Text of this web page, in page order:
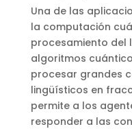
Una de las
la computación
procesamiento del
algoritmos
procesar grandes
lingüísticos en
permite a los
responder a las